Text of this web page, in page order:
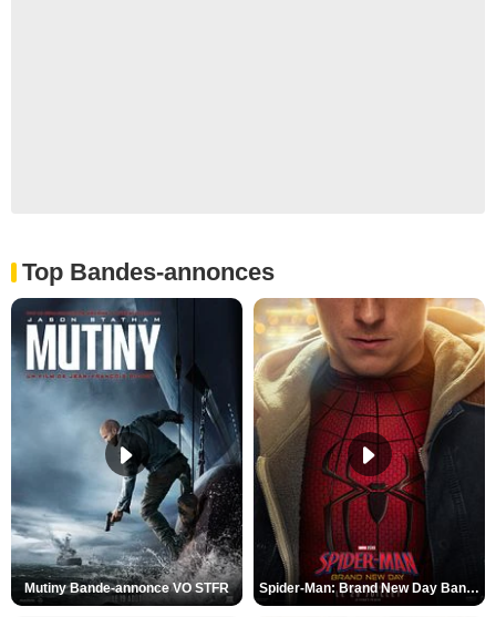
Top Bandes-annonces
Mutiny Bande-annonce VO STFR Spider-Man: Brand New Day Bande-annonce VO STFR